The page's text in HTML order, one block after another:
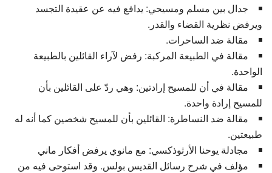
جدال بين مسلم ومسيحي: يدافع فيه عن عقيدة التجسد
ويرفض نظرية القضاء والقدر.
مقالة ضد الساحرات.
مقالة في الطبيعة المركبة: رفض لآراء القائلين بالطبيعة
الواحدة.
مقالة في أن للمسيح إرادتين: وهي ردّ على القائلين بأن
للمسيح إرادة واحدة.
مقالة ضد النساطرة: القائلين بأن للمسيح شخصين كما أنه له
طبيعتين.
مجادلة يوحنا الأرثوذكسي: مع مانوي يرفض أفكار ماني
مؤلف في شرح رسائل القديس بولس. وقد استوحى فيه من